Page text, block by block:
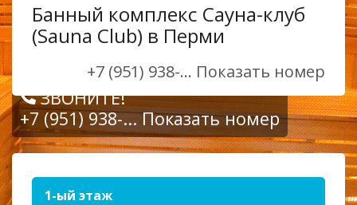
Банный комплекс Сауна-клуб
(Sauna Club) в Перми
+7 (951) 938-... Показать номер
ЗВОНИТЕ!
+7 (951) 938-... Показать номер
1-ый этаж